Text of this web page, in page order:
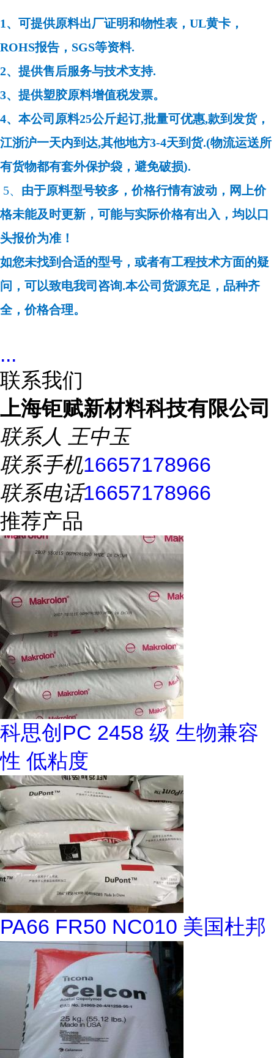
1、可提供原料出厂证明和物性表，UL黄卡，
ROHS报告，SGS等资料.
2、提供售后服务与技术支持.
3、提供塑胶原料增值税发票。
4、本公司原料25公斤起订,批量可优惠,款到发货，
江浙沪一天内到达,其他地方3-4天到货.(物流运送所
有货物都有套外保护袋，避免破损).
5、 由于原料型号较多，价格行情有波动，网上价
格未能及时更新，可能与实际价格有出入，均以口
头报价为准！
如您未找到合适的型号，或者有工程技术方面的疑
问，可以致电我司咨询.本公司货源充足，品种齐
全，价格合理。
...
联系我们
上海钜赋新材料科技有限公司
联系人 王中玉
联系手机16657178966
联系电话16657178966
推荐产品
科思创PC 2458 级 生物兼容
性 低粘度
PA66 FR50 NC010 美国杜邦